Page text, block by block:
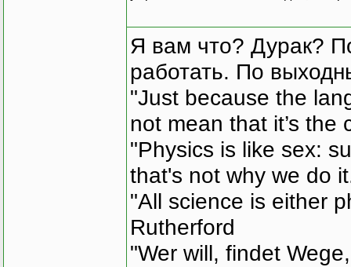
Я вам что? Дурак?
работать. По
"Just because the
not mean that it’s the
"Physics is like sex:
that's not why we do
"All science is either
Rutherford
"Wer will, findet